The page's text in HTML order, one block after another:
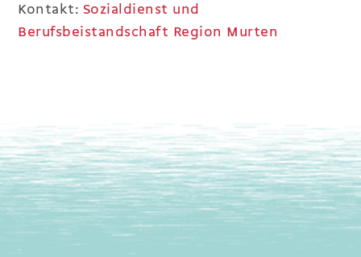
Kontakt: Sozialdienst und
Berufsbeistandschaft Region Murten